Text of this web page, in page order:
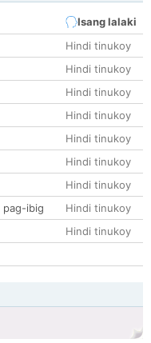
Isang lalaki
Hindi tinukoy
Hindi tinukoy
Hindi tinukoy
Hindi tinukoy
Hindi tinukoy
Hindi tinukoy
Hindi tinukoy
pag-ibig
Hindi tinukoy
Hindi tinukoy